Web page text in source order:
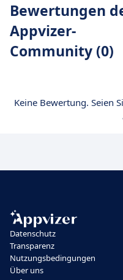
Bewertungen
Appvizer-
Community (0)
Keine Bewertung. Seien
Datenschutz
Transparenz
Nutzungsbedingungen
Über uns